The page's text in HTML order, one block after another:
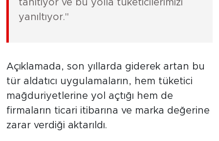
tanıtıyor ve bu yolla tüketicilerimizi
yanıltıyor."
Açıklamada, son yıllarda giderek artan bu
tür aldatıcı uygulamaların, hem tüketici
mağduriyetlerine yol açtığı hem de
firmaların ticari itibarına ve marka değerine
zarar verdiği aktarıldı.